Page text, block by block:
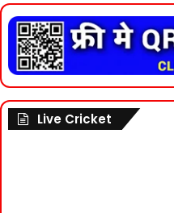
Live Cricket